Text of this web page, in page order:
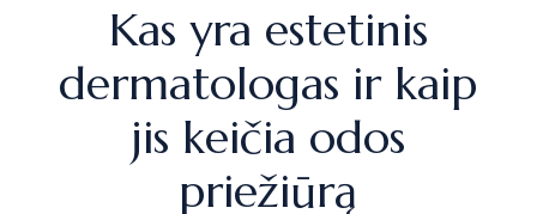
Kas yra estetinis
dermatologas ir kaip
jis keičia odos
priežiūrą